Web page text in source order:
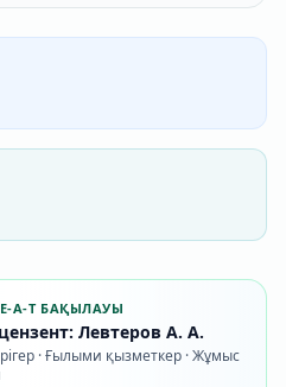
A-T БАҚЫЛАУЫ
Левтеров А. А.
· Ғылыми қызметкер · Жұмыс